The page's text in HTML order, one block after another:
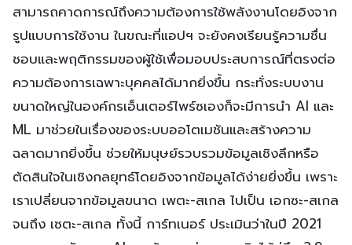
สามารถคาดการณ์ถึงความต้องการใช้พลังงานโดยอิงจาก
รูปแบบการใช้งาน ในขณะที่แอปฯ จะยังคงเรียนรู้ความชื่น
ชอบและพฤติกรรมของผู้ใช้เพื่อมอบประสบการณ์ที่ตรงต่อ
ความต้องการเฉพาะบุคคลได้มากยิ่งขึ้น กระทั่งระบบงาน
ขนาดใหญ่ในองค์กรเอ็นเตอร์ไพร์ซเองก็จะมีการนำ AI และ
ML มาช่วยในเรื่องของระบบออโตเมชันและสร้างความ
ฉลาดมากยิ่งขึ้น ช่วยให้มนุษย์รวบรวมข้อมูลเชิงลึกหรือ
ตัดสินใจในเชิงกลยุทธ์โดยอิงจากข้อมูลได้ง่ายยิ่งขึ้น เพราะ
เราเปลี่ยนจากข้อมูลขนาด เพตะ-สเกล ไปเป็น เอกซะ-สเกล
จนถึง เซตะ-สเกล ทั้งนี้ การ์ทเนอร์ ประเมินว่าในปี 2021